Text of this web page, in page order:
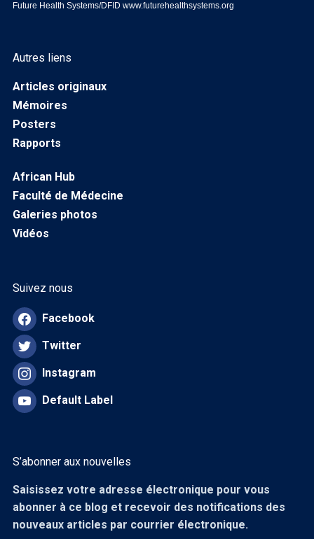
Future Health Systems/DFID www.futurehealthsystems.org
Autres liens
Articles originaux
Mémoires
Posters
Rapports
African Hub
Faculté de Médecine
Galeries photos
Vidéos
Suivez nous
Facebook
Twitter
Instagram
Default Label
S’abonner aux nouvelles
Saisissez votre adresse électronique pour vous
abonner à ce blog et recevoir des notifications des
nouveaux articles par courrier électronique.